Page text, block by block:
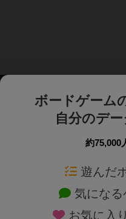
ボードゲーム
自分のデ
約75,000
遊んだ
気にな
お気に入
ボードゲームを検索する